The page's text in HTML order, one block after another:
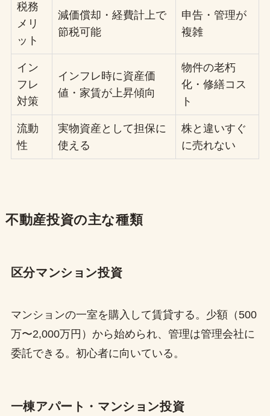
税務
メリ
ット
減価償却・経費計上で
節税可能
申告・管理が
複雑
イン
フレ
対策
インフレ時に資産価
値・家賃が上昇傾向
物件の老朽
化・修繕コス
ト
流動
性
実物資産として担保に
使える
株と違いすぐ
に売れない
不動産投資の主な種類
区分マンション投資
マンションの一室を購入して賃貸する。少額（500
万〜2,000万円）から始められ、管理は管理会社に
委託できる。初心者に向いている。
一棟アパート・マンション投資